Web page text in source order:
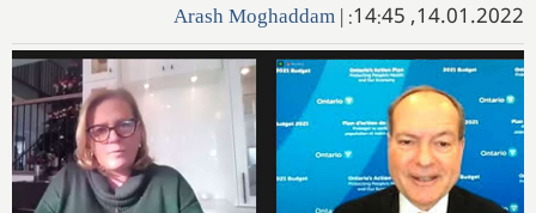
14.01.2022, 14:45:
|
Arash Moghaddam